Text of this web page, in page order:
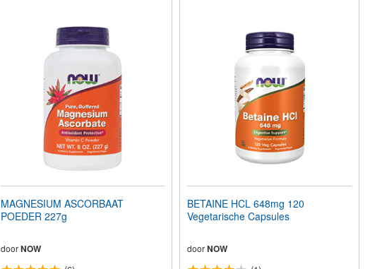
MAGNESIUM ASCORBAAT
POEDER 227g
door NOW
BETAINE HCL 648mg 120
Vegetarische Capsules
doorNOW